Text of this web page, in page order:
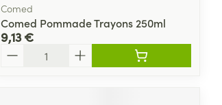
Comed
Comed Pommade Trayons 250ml
9,13 €